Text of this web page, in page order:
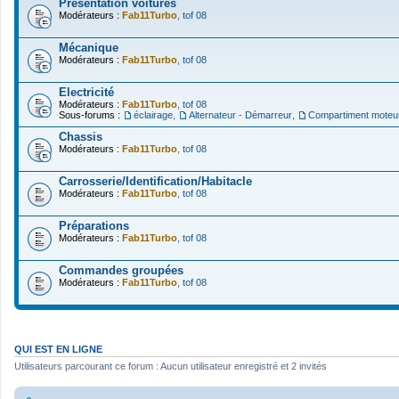
Présentation voitures
Modérateurs : Fab11Turbo tof 08
Mécanique
Modérateurs : Fab11Turbo tof 08
Electricité
Modérateurs : Fab11Turbo tof 08
Sous-forums :
éclairage Alternateur - Démarreur Compartiment
Chassis
Modérateurs : Fab11Turbo tof 08
Carrosserie/Identification/Habitacle
Modérateurs : Fab11Turbo tof 08
Préparations
Modérateurs : Fab11Turbo tof 08
Commandes groupées
Modérateurs : Fab11Turbo tof 08
QUI EST EN LIGNE
Utilisateurs parcourant ce forum : Aucun utilisateur enregistré et 2 invités